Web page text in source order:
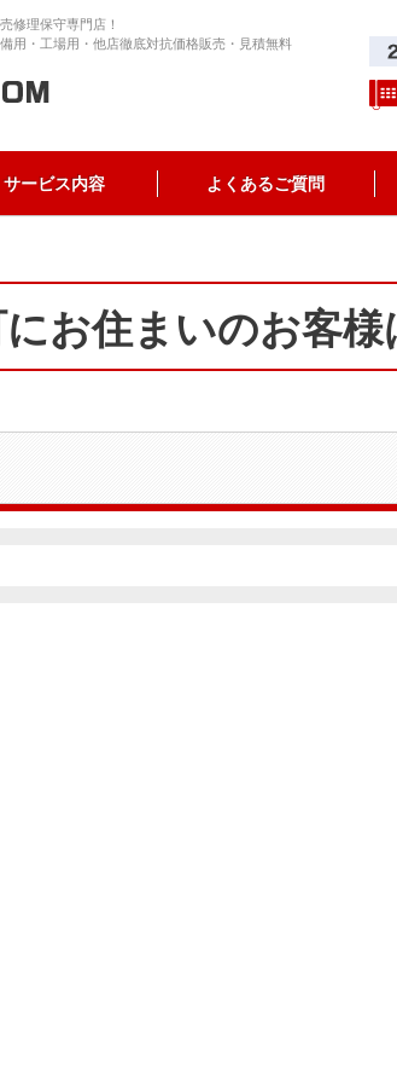
修理保守専門店！
用・工場用・他店徹底対抗価格販売・見積無料
サービス内容 よくあるご質問
お住まいのお客